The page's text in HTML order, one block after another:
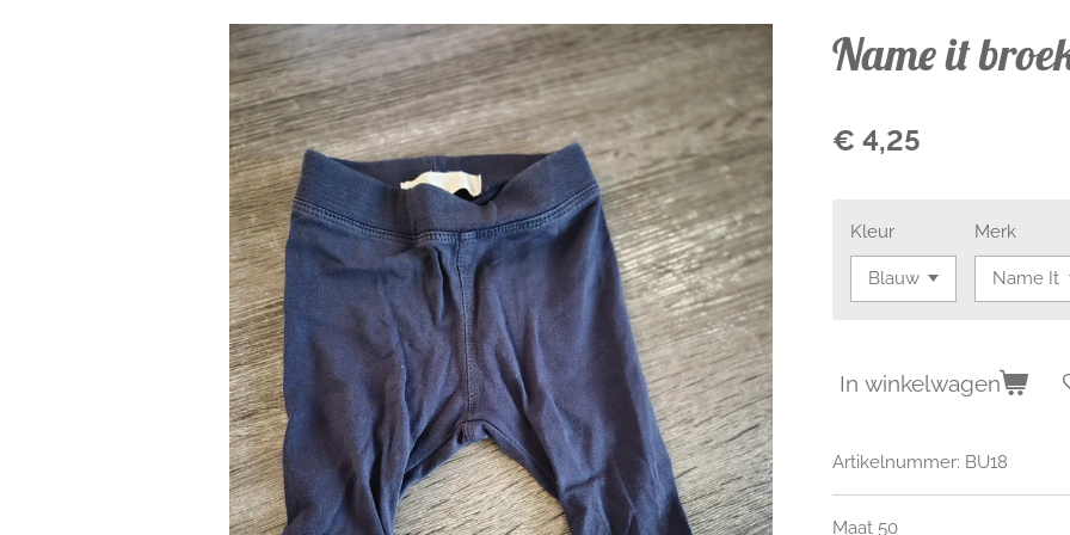
Name it
€ 4,25
Kleur Merk
In winkelwagen
Artikelnummer: BU18
Maat 50